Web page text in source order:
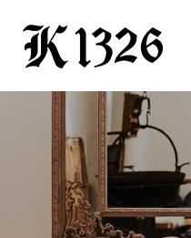
HOTEL
EVENTS
ZIMMER
BUCHEN
KONTAKT